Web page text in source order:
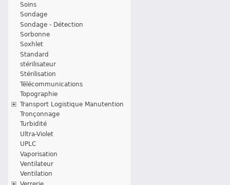
Soins
Sondage
Sondage - Détection
Sorbonne
Soxhlet
Standard
stérilisateur
Stérilisation
Télécommunications
Topographie
Transport Logistique Manutention
Tronçonnage
Turbidité
Ultra-Violet
UPLC
Vaporisation
Ventilateur
Ventilation